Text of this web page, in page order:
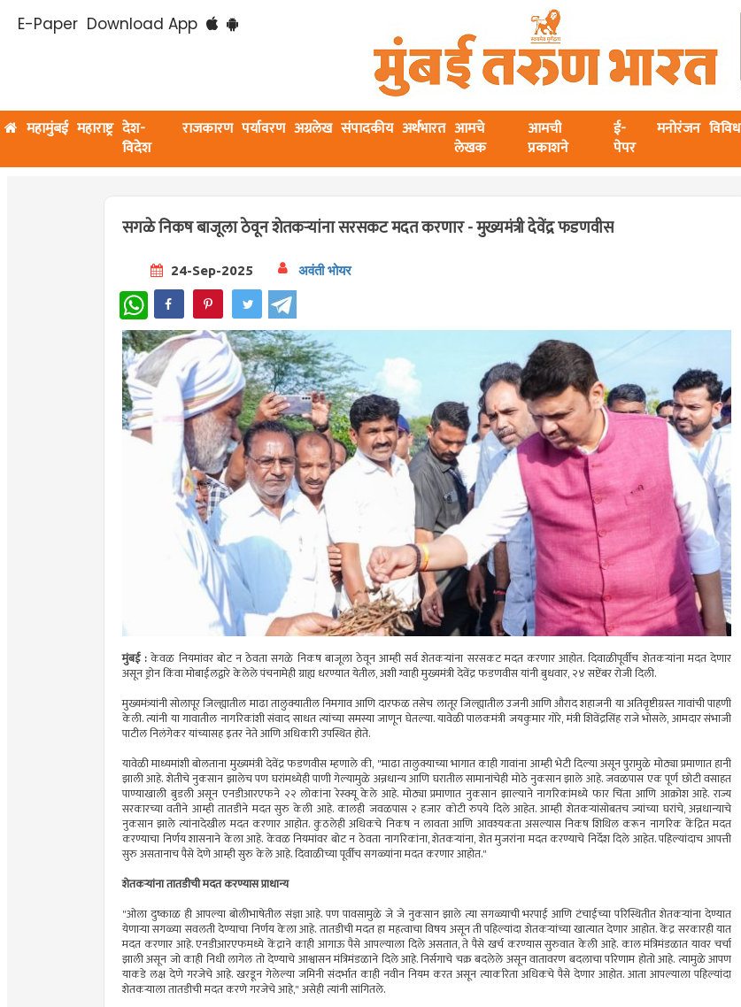
E-Paper Download App
महामुंबई महाराष्ट्र देश-
विदेश
राजकारण पर्यावरण अग्रलेख संपादकीय अर्थभारत आमचे
लेखक
आमची
प्रकाशने
ई-
पेपर
मनोरंजन विविध
सगळे निकष बाजूला ठेवून शेतकऱ्यांना सरसकट मदत करणार - मुख्यमंत्री देवेंद्र फडणवीस
24-Sep-2025 अवंती भोयर
WhatsApp
मुंबई :केवळ नियमांवर बोट न ठेवता सगळे निकष बाजूला ठेवून आम्ही सर्व शेतकऱ्यांना सरसकट मदत करणार आहोत. दिवाळीपूर्वीच शेतकऱ्यांना मदत देणार
असून ड्रोन किंवा मोबाईलद्वारे केलेले पंचनामेही ग्राह्य धरण्यात येतील, अशी ग्वाही मुख्यमंत्री देवेंद्र फडणवीस यांनी बुधवार, २४ सप्टेंबर रोजी दिली.
मुख्यमंत्र्यांनी सोलापूर जिल्ह्यातील माढा तालुक्यातील निमगाव आणि दारफळ तसेच लातूर जिल्ह्यातील उजनी आणि औराद शहाजनी या अतिवृष्टीग्रस्त गावांची पाहणी
केली. त्यांनी या गावातील नागरिकांशी संवाद साधत त्यांच्या समस्या जाणून घेतल्या. यावेळी पालकमंत्री जयकुमार गोरे, मंत्री शिवेंद्रसिंह राजे भोसले, आमदार संभाजी
पाटील निलंगेकर यांच्यासह इतर नेते आणि अधिकारी उपस्थित होते.
यावेळी माध्यमांशी बोलताना मुख्यमंत्री देवेंद्र फडणवीस म्हणाले की, "माढा तालुक्याच्या भागात काही गावांना आम्ही भेटी दिल्या असून पुरामुळे मोठ्या प्रमाणात हानी
झाली आहे. शेतीचे नुकसान झालेच पण घरांमध्येही पाणी गेल्यामुळे अन्नधान्य आणि घरातील सामानांचेही मोठे नुकसान झाले आहे. जवळपास एक पूर्ण छोटी वसाहत
पाण्याखाली बुडली असून एनडीआरएफने २२ लोकांना रेस्क्यू केले आहे. मोठ्या प्रमाणात नुकसान झाल्याने नागरिकांमध्ये फार चिंता आणि आक्रोश आहे. राज्य
सरकारच्या वतीने आम्ही तातडीने मदत सुरु केली आहे. कालही जवळपास २ हजार कोटी रुपये दिले आहेत. आम्ही शेतकऱ्यांसोबतच ज्यांच्या घरांचे, अन्नधान्याचे
नुकसान झाले त्यांनादेखील मदत करणार आहोत. कुठलेही अधिकचे निकष न लावता आणि आवश्यकता असल्यास निकष शिथिल करून नागरिक केंद्रित मदत
करण्याचा निर्णय शासनाने केला आहे. केवळ नियमांवर बोट न ठेवता नागरिकांना, शेतकऱ्यांना, शेत मुजरांना मदत करण्याचे निर्देश दिले आहेत. पहिल्यांदाच आपत्ती
सुरु असतानाच पैसे देणे आम्ही सुरु केले आहे. दिवाळीच्या पूर्वीच सगळ्यांना मदत करणार आहोत."
शेतकऱ्यांना तातडीची मदत करण्यास प्राधान्य
"ओला दुष्काळ ही आपल्या बोलीभाषेतील संज्ञा आहे. पण पावसामुळे जे जे नुकसान झाले त्या सगळ्याची भरपाई आणि टंचाईच्या परिस्थितीत शेतकऱ्यांना देण्यात
येणाऱ्या सगळ्या सवलती देण्याचा निर्णय केला आहे. तातडीची मदत हा महत्वाचा विषय असून ती पहिल्यांदा शेतकऱ्यांच्या खात्यात देणार आहोत. केंद्र सरकारही यात
मदत करणार आहे. एनडीआरएफमध्ये केंद्राने काही आगाऊ पैसे आपल्याला दिले असतात, ते पैसे खर्च करण्यास सुरुवात केली आहे. काल मंत्रिमंडळात यावर चर्चा
झाली असून जो काही निधी लागेल तो देण्याचे आश्वासन मंत्रिमंडळाने दिले आहे. निर्सगाचे चक्र बदलेले असून वातावरण बदलाचा परिणाम होतो आहे. त्यामुळे आपण
याकडे लक्ष देणे गरजेचे आहे. खरडून गेलेल्या जमिनी संदर्भात काही नवीन नियम करत असून त्याकरिता अधिकचे पैसे देणार आहोत. आता आपल्याला पहिल्यांदा
शेतकऱ्याला तातडीची मदत करणे गरजेचे आहे," असेही त्यांनी सांगितले.